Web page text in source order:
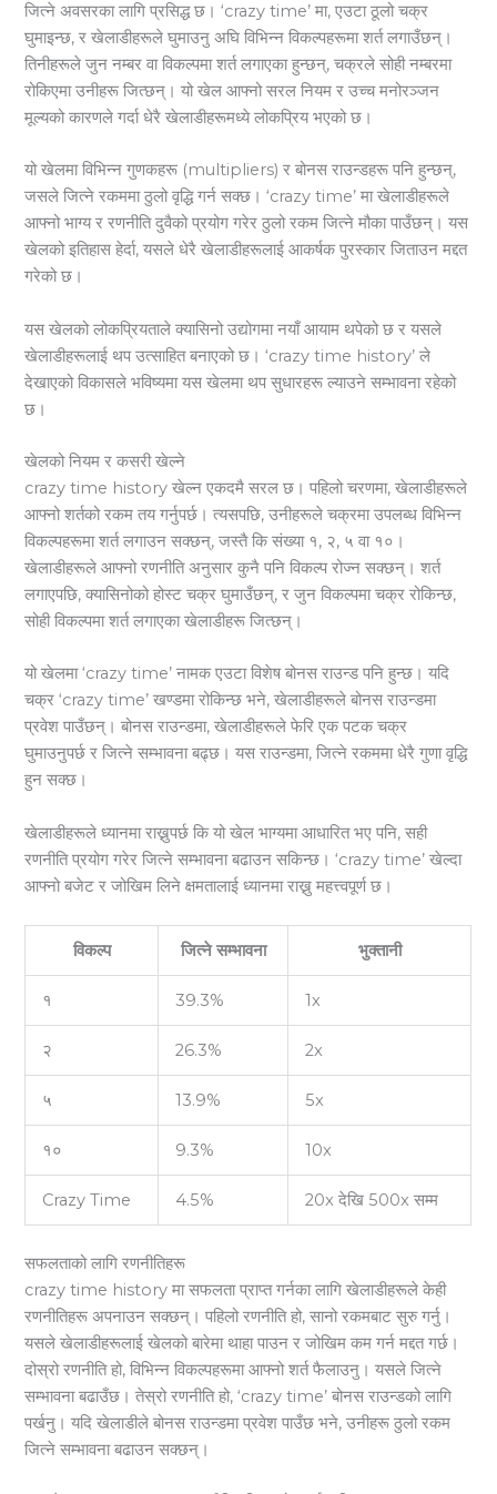
जित्ने अवसरका लागि प्रसिद्ध छ। ‘crazy time’ मा, एउटा ठूलो चक्र
घुमाइन्छ, र खेलाडीहरूले घुमाउनु अघि विभिन्न विकल्पहरूमा शर्त लगाउँछन्।
तिनीहरूले जुन नम्बर वा विकल्पमा शर्त लगाएका हुन्छन्, चक्रले सोही नम्बरमा
रोकिएमा उनीहरू जित्छन्। यो खेल आफ्नो सरल नियम र उच्च मनोरञ्जन
मूल्यको कारणले गर्दा धेरै खेलाडीहरूमध्ये लोकप्रिय भएको छ।
यो खेलमा विभिन्न गुणकहरू (multipliers) र बोनस राउन्डहरू पनि हुन्छन्,
जसले जित्ने रकममा ठुलो वृद्धि गर्न सक्छ। ‘crazy time’ मा खेलाडीहरूले
आफ्नो भाग्य र रणनीति दुवैको प्रयोग गरेर ठुलो रकम जित्ने मौका पाउँछन्। यस
खेलको इतिहास हेर्दा, यसले धेरै खेलाडीहरूलाई आकर्षक पुरस्कार जिताउन मद्दत
गरेको छ।
यस खेलको लोकप्रियताले क्यासिनो उद्योगमा नयाँ आयाम थपेको छ र यसले
खेलाडीहरूलाई थप उत्साहित बनाएको छ। ‘crazy time history’ ले
देखाएको विकासले भविष्यमा यस खेलमा थप सुधारहरू ल्याउने सम्भावना रहेको
छ।
खेलको नियम र कसरी खेल्ने
crazy time history खेल्न एकदमै सरल छ। पहिलो चरणमा, खेलाडीहरूले
आफ्नो शर्तको रकम तय गर्नुपर्छ। त्यसपछि, उनीहरूले चक्रमा उपलब्ध विभिन्न
विकल्पहरूमा शर्त लगाउन सक्छन्, जस्तै कि संख्या १, २, ५ वा १०।
खेलाडीहरूले आफ्नो रणनीति अनुसार कुनै पनि विकल्प रोज्न सक्छन्। शर्त
लगाएपछि, क्यासिनोको होस्ट चक्र घुमाउँछन्, र जुन विकल्पमा चक्र रोकिन्छ,
सोही विकल्पमा शर्त लगाएका खेलाडीहरू जित्छन्।
यो खेलमा ‘crazy time’ नामक एउटा विशेष बोनस राउन्ड पनि हुन्छ। यदि
चक्र ‘crazy time’ खण्डमा रोकिन्छ भने, खेलाडीहरूले बोनस राउन्डमा
प्रवेश पाउँछन्। बोनस राउन्डमा, खेलाडीहरूले फेरि एक पटक चक्र
घुमाउनुपर्छ र जित्ने सम्भावना बढ्छ। यस राउन्डमा, जित्ने रकममा धेरै गुणा वृद्धि
हुन सक्छ।
खेलाडीहरूले ध्यानमा राख्नुपर्छ कि यो खेल भाग्यमा आधारित भए पनि, सही
रणनीति प्रयोग गरेर जित्ने सम्भावना बढाउन सकिन्छ। ‘crazy time’ खेल्दा
आफ्नो बजेट र जोखिम लिने क्षमतालाई ध्यानमा राख्नु महत्त्वपूर्ण छ।
विकल्प जित्ने सम्भावना भुक्तानी
१ 39.3% 1x
२ 26.3% 2x
५ 13.9% 5x
१० 9.3% 10x
Crazy Time 4.5% 20x देखि 500x सम्म
सफलताको लागि रणनीतिहरू
crazy time history मा सफलता प्राप्त गर्नका लागि खेलाडीहरूले केही
रणनीतिहरू अपनाउन सक्छन्। पहिलो रणनीति हो, सानो रकमबाट सुरु गर्नु।
यसले खेलाडीहरूलाई खेलको बारेमा थाहा पाउन र जोखिम कम गर्न मद्दत गर्छ।
दोस्रो रणनीति हो, विभिन्न विकल्पहरूमा आफ्नो शर्त फैलाउनु। यसले जित्ने
सम्भावना बढाउँछ। तेस्रो रणनीति हो, ‘crazy time’ बोनस राउन्डको लागि
पर्खनु। यदि खेलाडीले बोनस राउन्डमा प्रवेश पाउँछ भने, उनीहरू ठुलो रकम
जित्ने सम्भावना बढाउन सक्छन्।